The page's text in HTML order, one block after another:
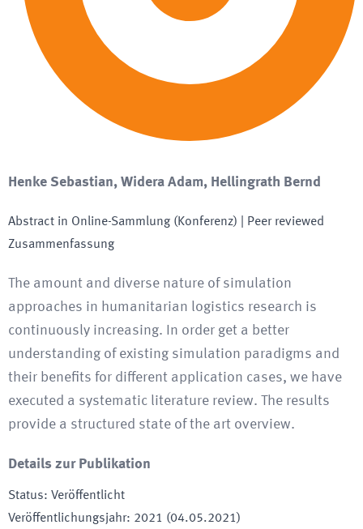
Henke Sebastian, Widera Adam, Hellingrath Bernd
Abstract in Online-Sammlung (Konferenz) | Peer reviewed
Zusammenfassung
The amount and diverse nature of simulation
approaches in humanitarian logistics research is
continuously increasing. In order get a better
understanding of existing simulation paradigms and
their benefits for different application cases, we have
executed a systematic literature review. The results
provide a structured state of the art overview.
Details zur Publikation
Status: Veröffentlicht
Veröffentlichungsjahr: 2021 (04.05.2021)